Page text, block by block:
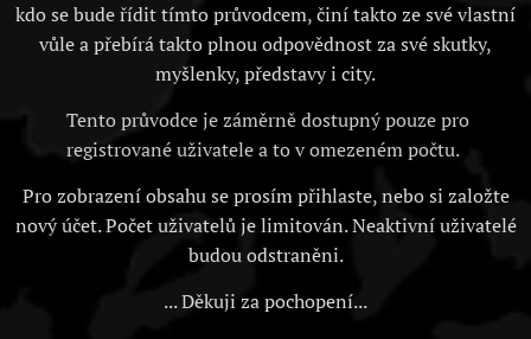
kdo se bude řídit tímto průvodcem, činí takto ze své vlastní
vůle a přebírá takto plnou odpovědnost za své skutky,
myšlenky, představy i city.
Tento průvodce je záměrně dostupný pouze pro
registrované uživatele a to v omezeném počtu.
Pro zobrazení obsahu se prosím přihlaste, nebo si založte
nový účet. Počet uživatelů je limitován. Neaktivní uživatelé
budou odstraněni.
... Děkuji za pochopení...